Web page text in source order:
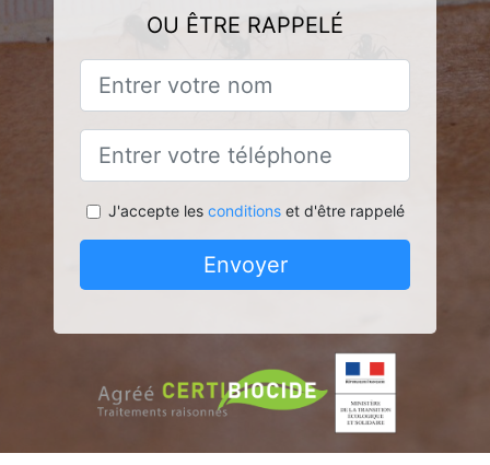
OU ÊTRE RAPPELÉ
J'accepte les conditionset d'être rappelé
Envoyer